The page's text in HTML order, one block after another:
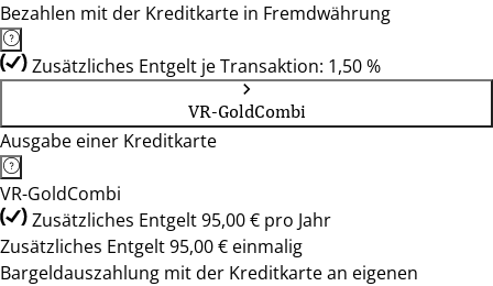
Bezahlen mit der Kreditkarte in Fremdwährung
Zusätzliches Entgelt je Transaktion: 1,50 %
VR-GoldCombi
Ausgabe einer Kreditkarte
VR-GoldCombi
Zusätzliches Entgelt 95,00 € pro Jahr
Zusätzliches Entgelt 95,00 € einmalig
Bargeldauszahlung mit der Kreditkarte an eigenen